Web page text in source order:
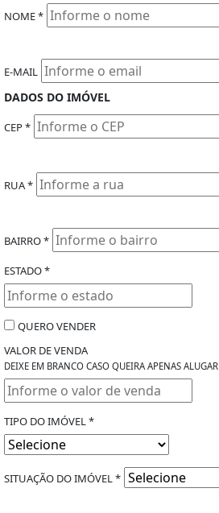
NOME *
E-MAIL
DADOS DO IMÓVEL
CEP *
RUA *
BAIRRO *
ESTADO *
QUERO VENDER
VALOR DE VENDA
DEIXE EM BRANCO CASO QUEIRA APENAS ALUGAR
TIPO DO IMÓVEL *
SITUAÇÃO DO IMÓVEL *